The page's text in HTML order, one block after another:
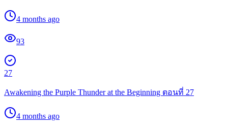
4 months ago
93
27
Awakening the Purple Thunder at the Beginning ตอนที่ 27
4 months ago